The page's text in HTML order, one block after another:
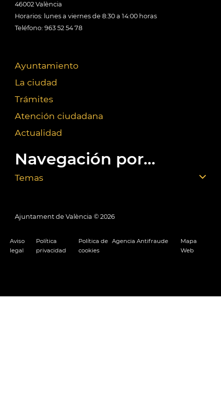
46002 València
Horarios: lunes a viernes de 8:30 a 14:00 horas
Teléfono: 963 52 54 78
Ayuntamiento
La ciudad
Trámites
Atención ciudadana
Actualidad
Navegación por...
Temas
Ajuntament de València © 2026
Aviso
legal
Política
privacidad
Política de
cookies
Agencia Antifraude
Mapa
Web